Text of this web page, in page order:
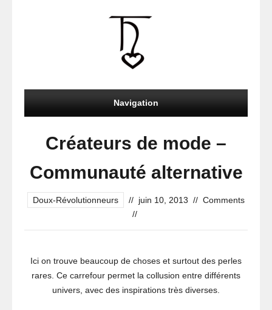
Navigation
Créateurs de mode –
Communauté alternative
Doux-Révolutionneurs // juin 10, 2013 // Comments
//
Ici on trouve beaucoup de choses et surtout des perles
rares. Ce carrefour permet la collusion entre différents
univers, avec des inspirations très diverses.